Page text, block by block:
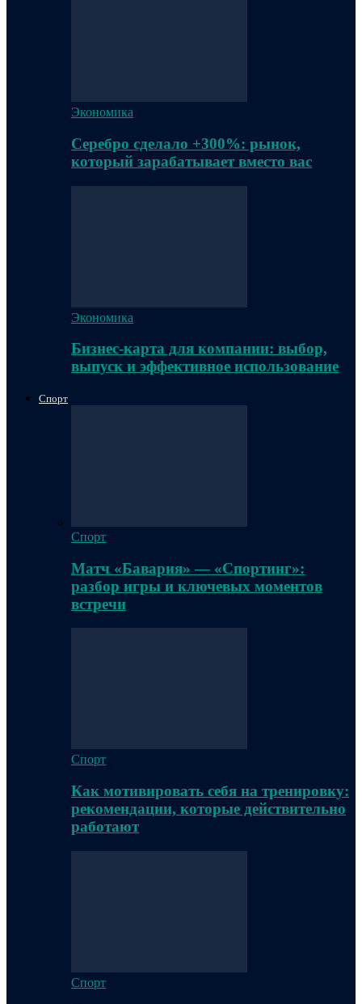
Экономика
Серебро сделало +300%: рынок,
который зарабатывает вместо вас
Экономика
Бизнес-карта для компании: выбор,
выпуск и эффективное использование
Спорт
Спорт
Матч «Бавария» — «Спортинг»:
разбор игры и ключевых моментов
встречи
Спорт
Как мотивировать себя на тренировку:
рекомендации, которые действительно
работают
Спорт